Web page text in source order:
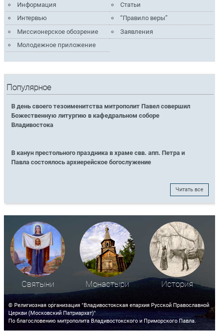
Информация
Статьи
Интервью
“Правило веры”
Миссионерское обозрение
Заявления
Молодежное приложение
Популярное
В день своего тезоименитства митрополит Павел совершил
Божественную литургию в кафедральном соборе
Владивостока
В канун престольного праздника в храме свв. апп. Петра и
Павла состоялось архиерейское богослужение
Читать все
Святыни Монастыри История
© Религиозная организация "Владивостокская епархия Русской Православной
Церкви (Московский Патриархат)"
По благословению митрополита Владивостокского и Приморского Павла.